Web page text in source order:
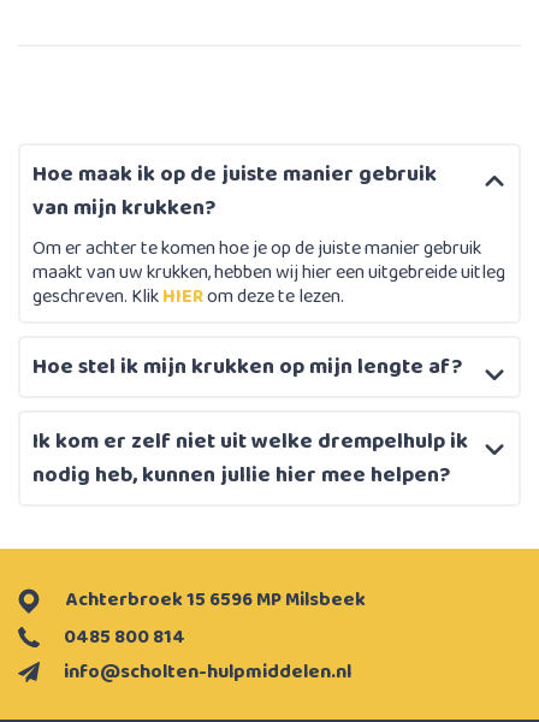
Hoe maak ik op de juiste manier gebruik
van mijn krukken?
Om er achter te komen hoe je op de juiste manier gebruik
maakt van uw krukken, hebben wij hier een uitgebreide uitleg
geschreven. KlikHIERom deze te lezen.
Hoe stel ik mijn krukken op mijn lengte af?
Ik kom er zelf niet uit welke drempelhulp ik
nodig heb, kunnen jullie hier mee helpen?
info@scholten-hulpmiddelen.nl
0485 800 814
Achterbroek 15 6596 MP Milsbeek